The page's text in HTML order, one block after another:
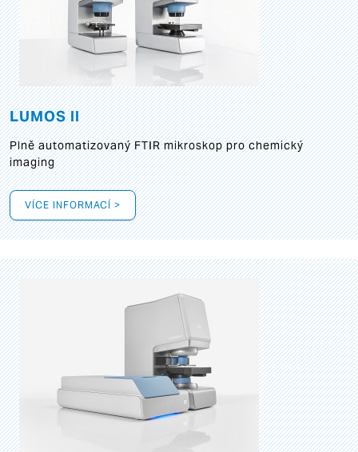
LUMOS II
Plně automatizovaný FTIR mikroskop pro chemický
imaging
VÍCE INFORMACÍ >